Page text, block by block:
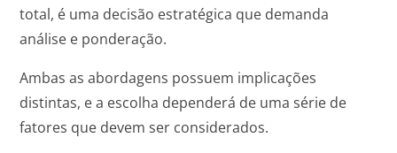
total, é uma decisão estratégica que demanda
análise e ponderação.
Ambas as abordagens possuem implicações
distintas, e a escolha dependerá de uma série de
fatores que devem ser considerados.